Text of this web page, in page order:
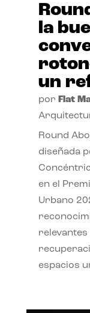
la
un
por Flat
Round
diseñada
en el
Urbano
relevantes
espacios